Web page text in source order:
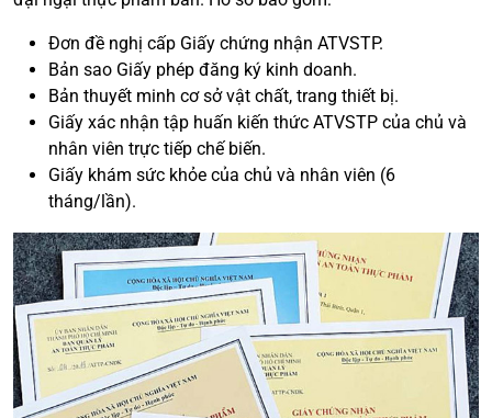
Đơn đề nghị cấp Giấy chứng nhận ATVSTP.
Bản sao Giấy phép đăng ký kinh doanh.
Bản thuyết minh cơ sở vật chất, trang thiết bị.
Giấy xác nhận tập huấn kiến thức ATVSTP của chủ và
nhân viên trực tiếp chế biến.
Giấy khám sức khỏe của chủ và nhân viên (6
tháng/lần).